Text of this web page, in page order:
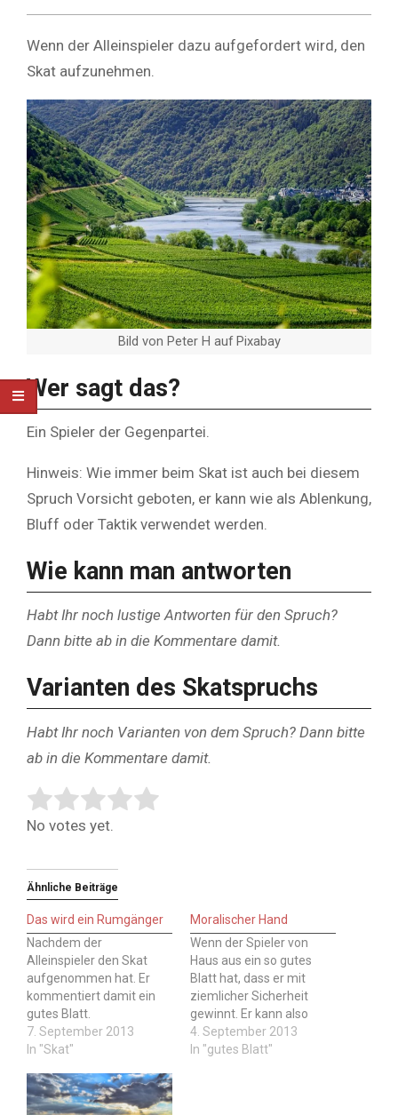
Wenn der Alleinspieler dazu aufgefordert wird, den
Skat aufzunehmen.
Bild von Peter H auf Pixabay
Wer sagt das?
Ein Spieler der Gegenpartei.
Hinweis: Wie immer beim Skat ist auch bei diesem
Spruch Vorsicht geboten, er kann wie als Ablenkung,
Bluff oder Taktik verwendet werden.
Wie kann man antworten
Habt Ihr noch lustige Antworten für den Spruch?
Dann bitte ab in die Kommentare damit.
Varianten des Skatspruchs
Habt Ihr noch Varianten von dem Spruch? Dann bitte
ab in die Kommentare damit.
Rate this item:
Submit Rating
No votes yet.
Ähnliche Beiträge
Das wird ein Rumgänger
Nachdem der
Alleinspieler den Skat
aufgenommen hat. Er
kommentiert damit ein
gutes Blatt.
Kartenbeispiel Bild Wer
sagt das? Der
immer beim Skat ist auch
bei diesem Spruch
7. September 2013
In "Skat"
Moralischer Hand
Wenn der Spieler von
Haus aus ein so gutes
Blatt hat, dass er mit
ziemlicher Sicherheit
gewinnt. Er kann also
ruhigen Gewissens
darauf verzichten, den
4. September 2013
In "gutes Blatt"